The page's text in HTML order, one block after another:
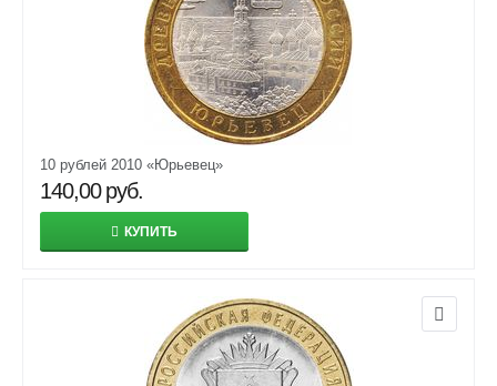
10 рублей 2010 «Юрьевец»
140,00 руб.
КУПИТЬ